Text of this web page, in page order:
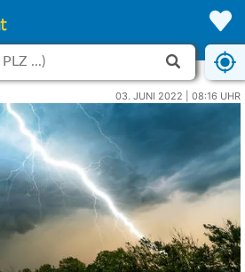
03. JUNI 2022 | 08:16 UHR